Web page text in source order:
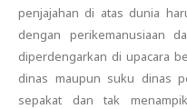
penjajahan di atas dunia
dengan perikemanusiaan
diperdengarkan di upacara
dinas maupun suku dinas
sepakat dan tak